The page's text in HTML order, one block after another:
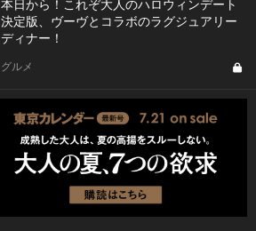
決定版、ヴーヴとコラボのラグジュアリー
ディナー！
グルメ